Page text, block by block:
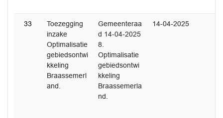
33
Toezegging
inzake
Optimalisatie
gebiedsontwi
kkeling
Braassemerl
and.
Gemeenteraa
d 14-04-2025
8.
Optimalisatie
gebiedsontwi
kkeling
Braassemerla
nd.
14-04-2025